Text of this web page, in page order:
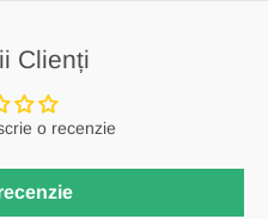
Clienți
o recenzie